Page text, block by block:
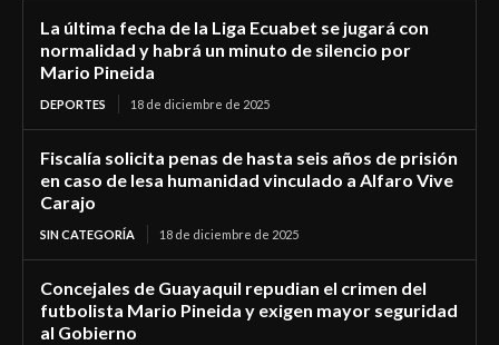
La última fecha de la Liga Ecuabet se jugará con
normalidad y habrá un minuto de silencio por
Mario Pineida
DEPORTES 18 de diciembre de 2025
Fiscalía solicita penas de hasta seis años de prisión
en caso de lesa humanidad vinculado a Alfaro Vive
Carajo
SIN CATEGORÍA 18 de diciembre de 2025
Concejales de Guayaquil repudian el crimen del
futbolista Mario Pineida y exigen mayor seguridad
al Gobierno